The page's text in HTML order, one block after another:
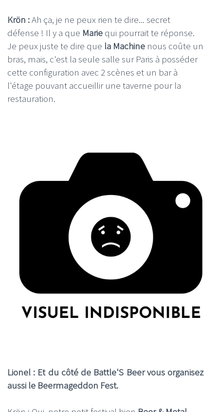
Krön :Ah ça, je ne peux rien te dire... secret
défense ! Il y a que Marie qui pourrait te réponse.
Je peux juste te dire que la Machine nous coûte un
bras, mais, c'est la seule salle sur Paris à posséder
cette configuration avec 2 scènes et un bar à
l'étage pouvant accueillir une taverne pour la
restauration.
Lionel : Et du côté de Battle'S Beer vous organisez
aussi le Beermageddon Fest.